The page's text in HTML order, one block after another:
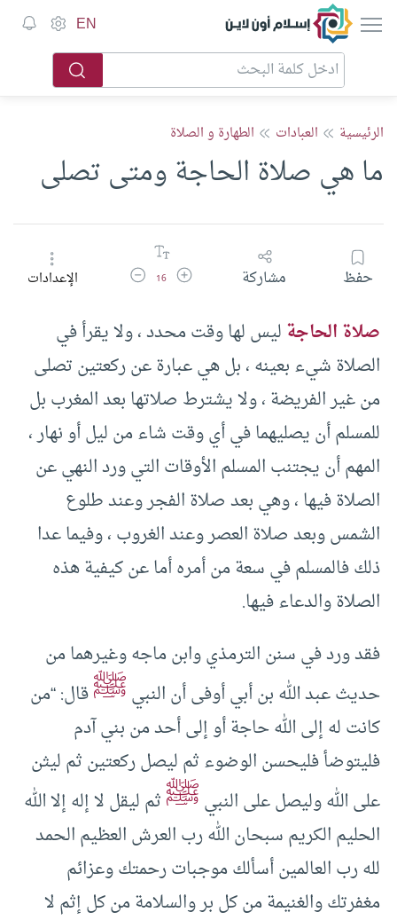
إسلام أون لاين EN
الرئيسية العبادات الطهارة و الصلاة
ما هي صلاة الحاجة ومتى تصلى
حفظ مشاركة زيادة حجم الخط
16 تقليل حجم الخطالإعدادات
صلاة الحاجةليس لها وقت محدد ، ولا يقرأ في
الصلاة شيء بعينه ، بل هي عبارة عن ركعتين تصلى
من غير الفريضة ، ولا يشترط صلاتها بعد المغرب بل
للمسلم أن يصليهما في أي وقت شاء من ليل أو نهار ،
المهم أن يجتنب المسلم الأوقات التي ورد النهي عن
الصلاة فيها ، وهي بعد صلاة الفجر وعند طلوع
الشمس وبعد صلاة العصر وعند الغروب ، وفيما عدا
ذلك فالمسلم في سعة من أمره أما عن كيفية هذه
الصلاة والدعاء فيها.
فقد ورد في سنن الترمذي وابن ماجه وغيرهما من
حديث عبد الله بن أبي أوفى أن النبيﷺقال: “من
كانت له إلى الله حاجة أو إلى أحد من بني آدم
فليتوضأ فليحسن الوضوء ثم ليصل ركعتين ثم ليثن
على الله وليصل على النبيﷺثم ليقل لا إله إلا الله
الحليم الكريم سبحان الله رب العرش العظيم الحمد
لله رب العالمين أسألك موجبات رحمتك وعزائم
مغفرتك والغنيمة من كل بر والسلامة من كل إثم لا